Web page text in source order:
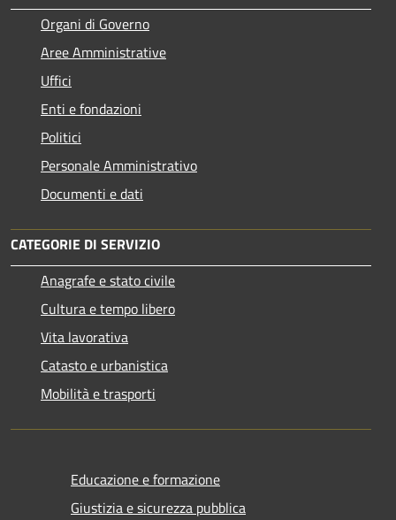
Organi di Governo
Aree Amministrative
Uffici
Enti e fondazioni
Politici
Personale Amministrativo
Documenti e dati
CATEGORIE DI SERVIZIO
Anagrafe e stato civile
Cultura e tempo libero
Vita lavorativa
Catasto e urbanistica
Mobilità e trasporti
Educazione e formazione
Giustizia e sicurezza pubblica